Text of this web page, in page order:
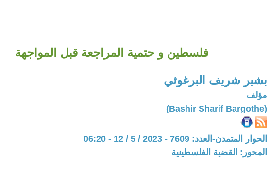
فلسطين و حتمية المراجعة قبل المواجهة
بشير شريف البرغوثي
مؤلف
(Bashir Sharif Bargothe)
الحوار المتمدن-العدد: 7609 - 2023 / 5 / 12 - 06:20
المحور: القضية الفلسطينية